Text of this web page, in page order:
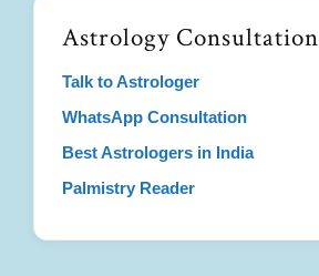
Astrology Consultation
Talk to Astrologer
WhatsApp Consultation
Best Astrologers in India
Palmistry Reader